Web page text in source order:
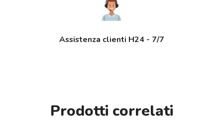
Assistenza clienti H24 - 7/7
Prodotti correlati